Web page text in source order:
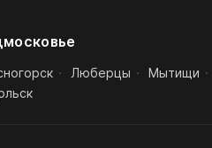
· Люберцы · Мытищи ·